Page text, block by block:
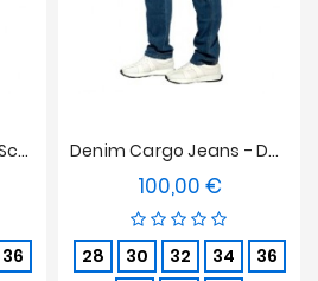
Weite Jeans Denim - Schwarz
36
Denim Cargo Jeans - Dunkelblau
100,00 €Preis
28 30 32 34
36